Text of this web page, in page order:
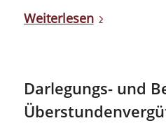
Weiterlesen
Darlegungs- und